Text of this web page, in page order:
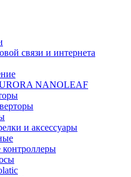
связи и интернета
NANOLEAF
и аксессуары